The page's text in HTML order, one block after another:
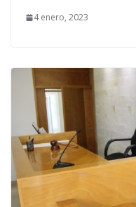
4 enero, 2023